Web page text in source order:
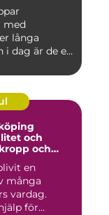
med
långa
i dag är de ett
och
och
en
många
vardag.
för